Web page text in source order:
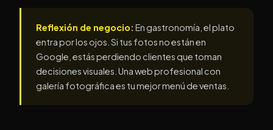
Reflexión de negocio: En gastronomía, el plato
entra por los ojos. Si tus fotos no están en
Google, estás perdiendo clientes que toman
decisiones visuales. Una web profesional con
galería fotográfica es tu mejor menú de ventas.